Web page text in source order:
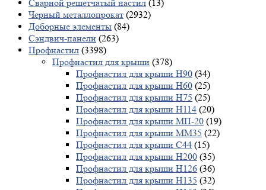
Сварной решетчатый настил (13)
Черный металлопрокат (2932)
Доборные элементы (84)
Сэндвич-панели (263)
Профнастил (3398)
Профнастил для крыши (378)
Профнастил для крыши Н90 (34)
Профнастил для крыши Н60 (25)
Профнастил для крыши Н75 (25)
Профнастил для крыши Н114 (20)
Профнастил для крыши МП-20 (19)
Профнастил для крыши ММ35 (22)
Профнастил для крыши С44 (15)
Профнастил для крыши Н200 (35)
Профнастил для крыши Н126 (36)
Профнастил для крыши Н135 (32)